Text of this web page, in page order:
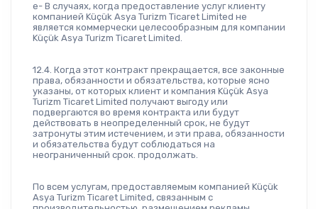
e- В случаях, когда предоставление услуг клиенту
компанией Küçük Asya Turizm Ticaret Limited не
является коммерчески целесообразным для компании
Küçük Asya Turizm Ticaret Limited.
12.4. Когда этот контракт прекращается, все законные
права, обязанности и обязательства, которые ясно
указаны, от которых клиент и компания Küçük Asya
Turizm Ticaret Limited получают выгоду или
подвергаются во время контракта или будут
действовать в неопределенный срок, не будут
затронуты этим истечением, и эти права, обязанности
и обязательства будут соблюдаться на
неограниченный срок. продолжать.
По всем услугам, предоставляемым компанией Küçük
Asya Turizm Ticaret Limited, связанным с